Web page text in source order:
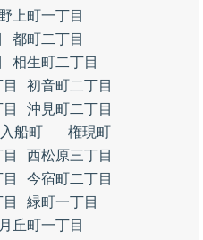
野上町一丁目
都町二丁目
相生町二丁目
初音町二丁目
沖見町二丁目
入船町
権現町
西松原三丁目
今宿町二丁目
緑町一丁目
月丘町一丁目